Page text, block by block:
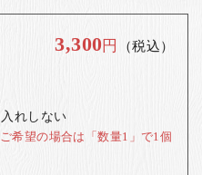
3,300 円 （税込）
れしない
希望の場合は「数量1」で1個